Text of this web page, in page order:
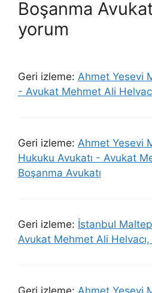
Boşanma
yorum
Geri izleme: Ahmet Yesevi
- Avukat Mehmet Ali
Geri izleme: Ahmet Yesevi
Hukuku Avukatı - Avukat
Boşanma Avukatı
Geri izleme: İstanbul
Avukat Mehmet Ali Helvacı,
Geri izleme: Ahmet Yesevi